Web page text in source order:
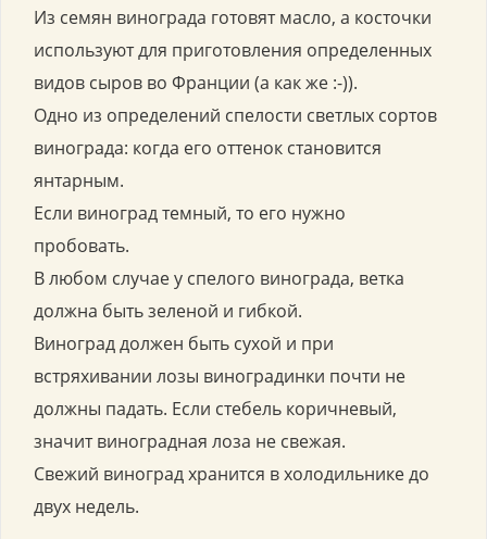
Из семян винограда готовят масло, а косточки
используют для приготовления определенных
видов сыров во Франции (а как же :-)).
Одно из определений спелости светлых сортов
винограда: когда его оттенок становится
янтарным.
Если виноград темный, то его нужно
пробовать.
В любом случае у спелого винограда, ветка
должна быть зеленой и гибкой.
Виноград должен быть сухой и при
встряхивании лозы виноградинки почти не
должны падать. Если стебель коричневый,
значит виноградная лоза не свежая.
Свежий виноград хранится в холодильнике до
двух недель.